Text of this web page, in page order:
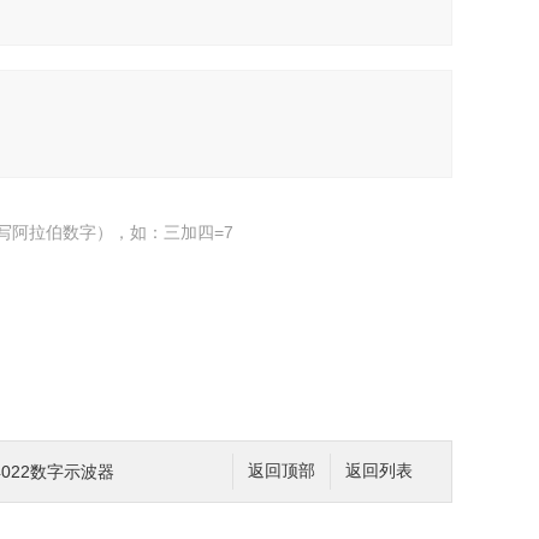
阿拉伯数字），如：三加四=7
返回列表
返回顶部
数字示波器